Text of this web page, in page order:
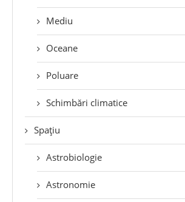
Mediu
Oceane
Poluare
Schimbări climatice
Spațiu
Astrobiologie
Astronomie